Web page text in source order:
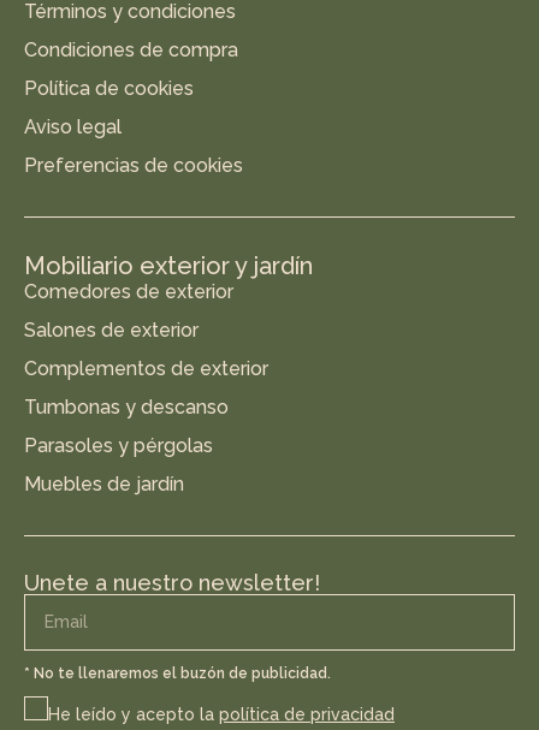
Términos y condiciones
Condiciones de compra
Política de cookies
Aviso legal
Preferencias de cookies
Mobiliario exterior y jardín
Comedores de exterior
Salones de exterior
Complementos de exterior
Tumbonas y descanso
Parasoles y pérgolas
Muebles de jardín
Unete a nuestro newsletter!
* No te llenaremos el buzón de publicidad.
He leído y acepto la política de privacidad